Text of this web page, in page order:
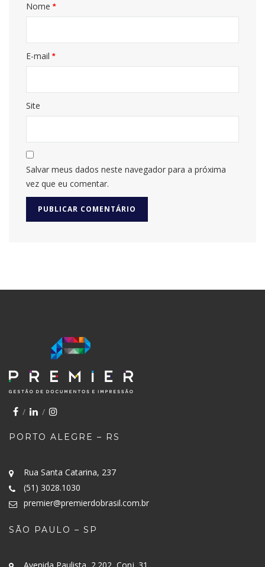
Nome*
E-mail*
Site
Salvar meus dados neste navegador para a próxima
vez que eu comentar.
PORTO ALEGRE – RS
Rua Santa Catarina, 237
(51) 3028.1030
premier@premierdobrasil.com.br
SÃO PAULO – SP